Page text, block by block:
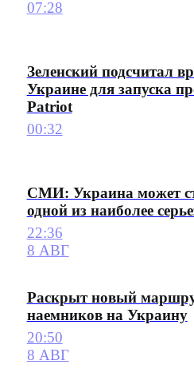
07:28
Зеленский подсчитал
Украине для запуска
Patriot
00:32
СМИ: Украина может
одной из наиболее
22:36
8 АВГ
Раскрыт новый
наемников на Украину
20:50
8 АВГ